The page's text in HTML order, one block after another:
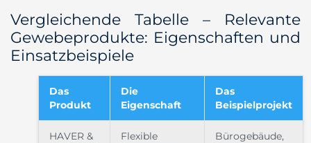
Vergleichende Tabelle – Relevante
Gewebeprodukte: Eigenschaften und
Einsatzbeispiele
Das
Produkt
Die
Eigenschaft
Das
Beispielprojekt
HAVER &
Flexible
Bürogebäude,